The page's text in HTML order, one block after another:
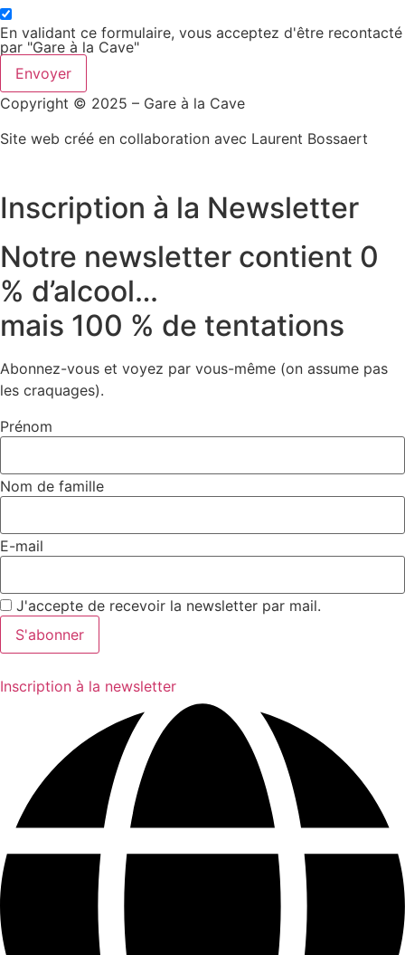
En validant ce formulaire, vous acceptez d'être recontacté
par "Gare à la Cave"
Envoyer
Copyright © 2025 – Gare à la Cave
Site web créé en collaboration avec Laurent Bossaert
Inscription à la Newsletter
Notre newsletter contient 0
% d’alcool…
mais 100 % de tentations
Abonnez-vous et voyez par vous-même (on assume pas
les craquages).
Prénom
Nom de famille
E-mail
J'accepte de recevoir la newsletter par mail.
Inscription à la newsletter